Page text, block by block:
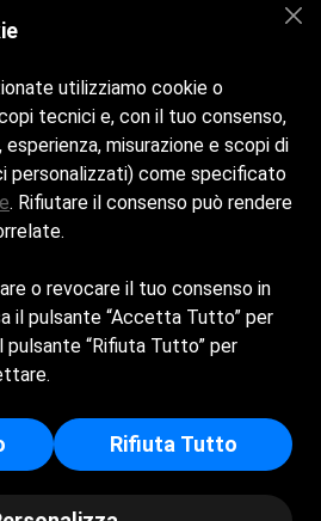
sui nostri social
Facebook
- Sede Legale: VIA FORNIELLO -
- Capitale Sociale Euro 46.000 -
Numero REA: SA - 455901
utilizziamo cookie o
tecnici e, con il tuo consenso,
misurazione e scopi di
personalizzati) come specificato
. Rifiutare il consenso può rendere
o revocare il tuo consenso in
il pulsante “Accetta Tutto” per
pulsante “Rifiuta Tutto” per
Rifiuta Tutto